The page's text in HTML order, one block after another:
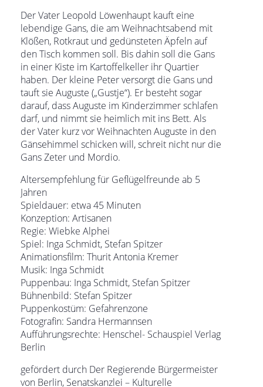
Der Vater Leopold Löwenhaupt kauft eine
lebendige Gans, die am Weihnachtsabend mit
Klößen, Rotkraut und gedünsteten Äpfeln auf
den Tisch kommen soll. Bis dahin soll die Gans
in einer Kiste im Kartoffelkeller ihr Quartier
haben. Der kleine Peter versorgt die Gans und
tauft sie Auguste („Gustje“). Er besteht sogar
darauf, dass Auguste im Kinderzimmer schlafen
darf, und nimmt sie heimlich mit ins Bett. Als
der Vater kurz vor Weihnachten Auguste in den
Gänsehimmel schicken will, schreit nicht nur die
Gans Zeter und Mordio.
Altersempfehlung für Geflügelfreunde ab 5
Jahren
Spieldauer: etwa 45 Minuten
Konzeption: Artisanen
Regie: Wiebke Alphei
Spiel: Inga Schmidt, Stefan Spitzer
Animationsfilm: Thurit Antonia Kremer
Musik: Inga Schmidt
Puppenbau: Inga Schmidt, Stefan Spitzer
Bühnenbild: Stefan Spitzer
Puppenkostüm: Gefahrenzone
Fotografin: Sandra Hermannsen
Aufführungsrechte: Henschel- Schauspiel Verlag
Berlin
gefördert durch Der Regierende Bürgermeister
von Berlin, Senatskanzlei – Kulturelle